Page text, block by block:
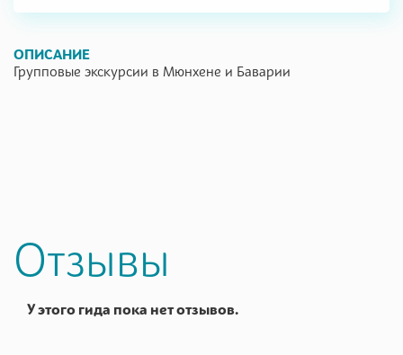
ОПИСАНИЕ
Групповые экскурсии в Мюнхене и Баварии
Отзывы
У этого гида пока нет отзывов.